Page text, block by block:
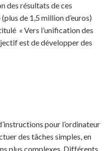
des résultats de ces
de 1,5 million d’euros)
« Vers l’unification des
est de développer des
pour l’ordinateur
des tâches simples, en
plus complexes. Différents